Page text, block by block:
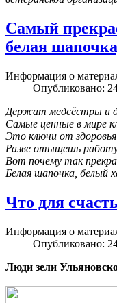
Самый
белая
Информация о
Опубликовано:
Держат медсёстры и
Самые ценные в мире
Это ключи от
Разве отыщешь
Вот почему так
Белая шапочка, белый
Что для
Информация о
Опубликовано:
Люди зели